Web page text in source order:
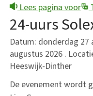
Bestuur en
Lees pagina voor
24-uurs
Datum: donderdag 27
augustus 2026 .
Heeswijk-Dinther
De evenement wordt